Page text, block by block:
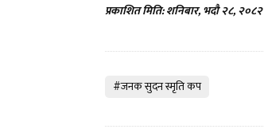
प्रकाशित मिति: शनिबार, भदौ २८, २०८२
#जनक सुदन स्मृति कप